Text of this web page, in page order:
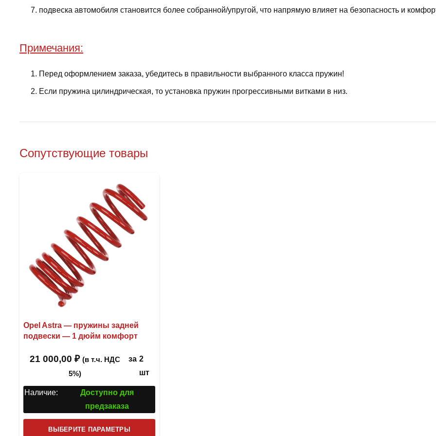
подвеска автомобиля становится более собранной/упругой, что напрямую влияет на безопасность и
Примечания:
Перед оформлением заказа, убедитесь в правильности выбранного класса пружин!
Если пружина цилиндрическая, то установка пружин прогрессивными витками в низ.
Сопутствующие товары
Opel Astra — пружины задней
подвески — 1 дюйм комфорт
21 000,00 ₽ (в т.ч. НДС
5%)
за 2
шт
Наличие:
Доступно для
предзаказа
ВЫБЕРИТЕ ПАРАМЕТРЫ